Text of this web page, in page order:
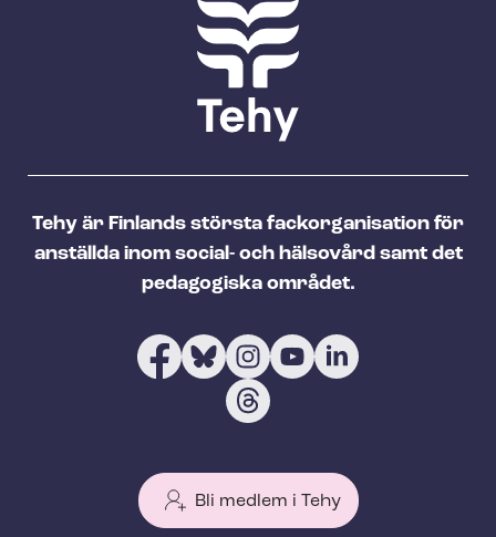
Tehy är Finlands största fackorganisation för
anställda inom social- och hälsovård samt det
pedagogiska området.
Bli medlem i Tehy